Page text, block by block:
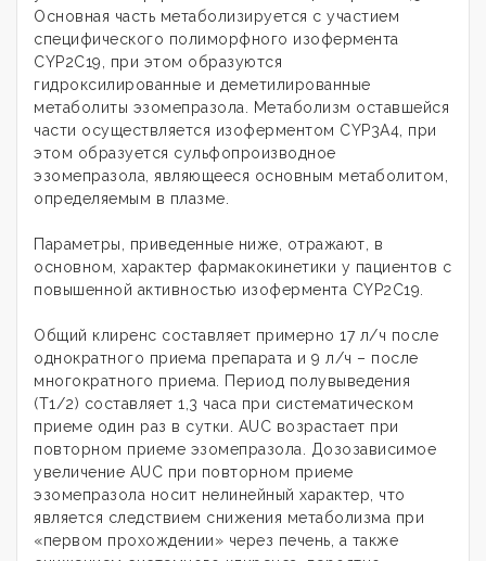
Основная часть метаболизируется с участием
специфического полиморфного изофермента
CYP2C19, при этом образуются
гидроксилированные и деметилированные
метаболиты эзомепразола. Метаболизм оставшейся
части осуществляется изоферментом CYP3A4, при
этом образуется сульфопроизводное
эзомепразола, являющееся основным метаболитом,
определяемым в плазме.
Параметры, приведенные ниже, отражают, в
основном, характер фармакокинетики у пациентов с
повышенной активностью изофермента CYP2C19.
Общий клиренс составляет примерно 17 л/ч после
однократного приема препарата и 9 л/ч – после
многократного приема. Период полувыведения
(Т1/2) составляет 1,3 часа при систематическом
приеме один раз в сутки. AUC возрастает при
повторном приеме эзомепразола. Дозозависимое
увеличение AUC при повторном приеме
эзомепразола носит нелинейный характер, что
является следствием снижения метаболизма при
«первом прохождении» через печень, а также